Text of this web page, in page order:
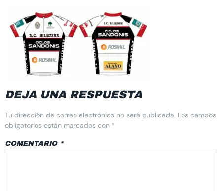
DEJA UNA RESPUESTA
Tu dirección de correo electrónico no será publicada. Los campos
obligatorios están marcados con *
COMENTARIO *